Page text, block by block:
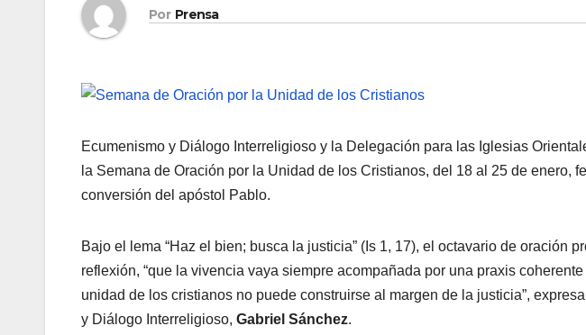
Por Prensa
Ecumenismo y Diálogo Interreligioso y la Delegación para las Iglesias
la Semana de Oración por la Unidad de los Cristianos, del 18 al 25 de enero,
conversión del apóstol Pablo.
Bajo el lema “Haz el bien; busca la justicia” (Is 1, 17), el octavario de oración
reflexión, “que la vivencia vaya siempre acompañada por una praxis
unidad de los cristianos no puede construirse al margen de la justicia”,
y Diálogo Interreligioso, Gabriel Sánchez.